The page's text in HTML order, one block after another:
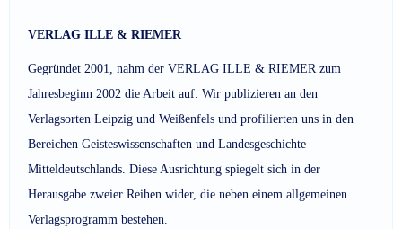
VERLAG ILLE & RIEMER
Gegründet 2001, nahm der VERLAG ILLE & RIEMER zum
Jahresbeginn 2002 die Arbeit auf. Wir publizieren an den
Verlagsorten Leipzig und Weißenfels und profilierten uns in den
Bereichen Geisteswissenschaften und Landesgeschichte
Mitteldeutschlands. Diese Ausrichtung spiegelt sich in der
Herausgabe zweier Reihen wider, die neben einem allgemeinen
Verlagsprogramm bestehen.